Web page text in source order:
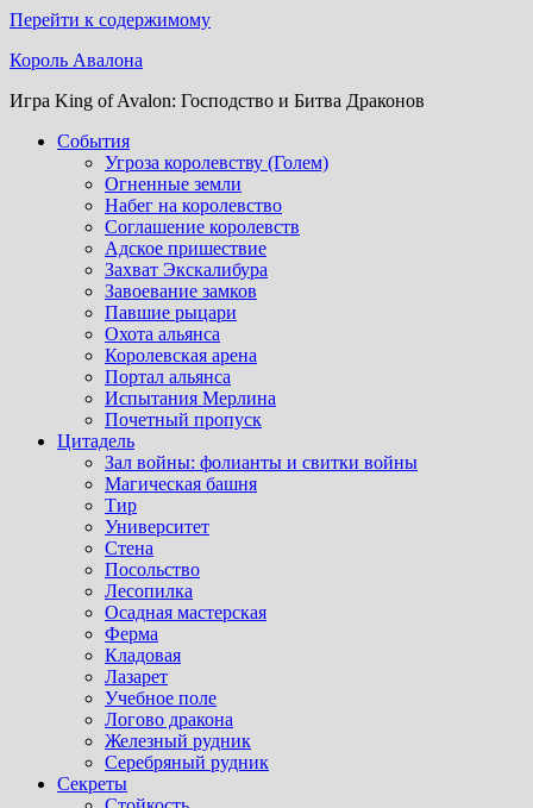
Перейти к содержимому
Король Авалона
Игра King of Avalon: Господство и Битва Драконов
События
Угроза королевству (Голем)
Огненные земли
Набег на королевство
Соглашение королевств
Адское пришествие
Захват Экскалибура
Завоевание замков
Павшие рыцари
Охота альянса
Королевская арена
Портал альянса
Испытания Мерлина
Почетный пропуск
Цитадель
Зал войны: фолианты и свитки войны
Магическая башня
Тир
Университет
Стена
Посольство
Лесопилка
Осадная мастерская
Ферма
Кладовая
Лазарет
Учебное поле
Логово дракона
Железный рудник
Серебряный рудник
Секреты